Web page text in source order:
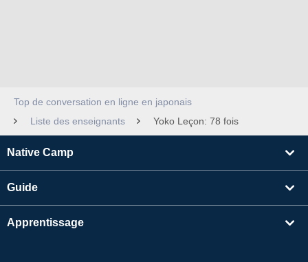
Top de conversation en ligne en japonais
Liste des enseignants
Yoko Leçon: 78 fois
Native Camp
Guide
Apprentissage